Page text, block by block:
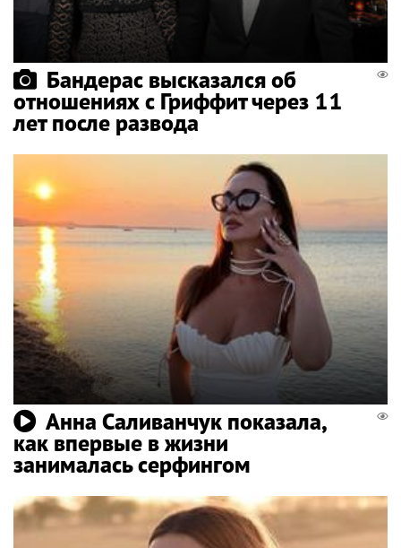
Бандерас высказался об
отношениях с Гриффит через 11
лет после развода
Анна Саливанчук показала,
как впервые в жизни
занималась серфингом